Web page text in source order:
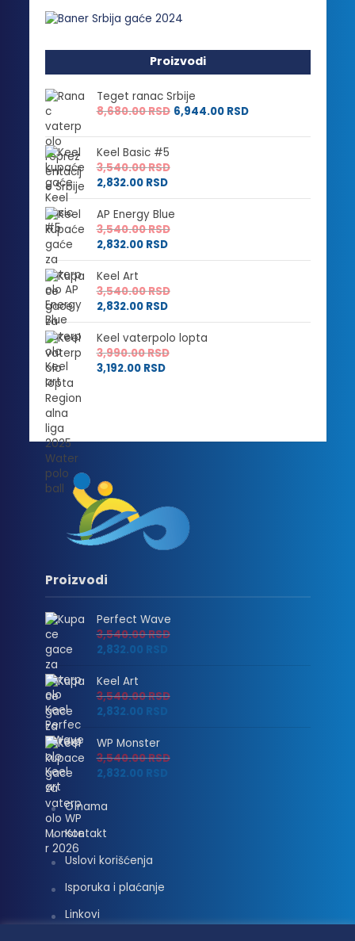
Proizvodi
Teget ranac Srbije
8,680.00RSD 6,944.00 RSD
Keel Basic #5
3,540.00RSD
2,832.00 RSD
AP Energy Blue
3,540.00RSD
2,832.00 RSD
Keel Art
3,540.00RSD
2,832.00 RSD
Keel vaterpolo lopta
3,990.00RSD
3,192.00 RSD
Proizvodi
Perfect Wave
3,540.00RSD
2,832.00 RSD
Keel Art
3,540.00RSD
2,832.00 RSD
WP Monster
3,540.00RSD
2,832.00 RSD
O nama
Kontakt
Uslovi korišćenja
Isporuka i plaćanje
Linkovi